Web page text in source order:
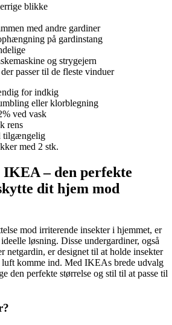
blikke
med andre gardiner
på gardinstang
og strygejern
passer til de fleste vinduer
for indkig
eller klorblegning
ved vask
rens
tilgængelig
med 2 stk.
– den perfekte
dit hjem mod
mod irriterende insekter i hjemmet, er
løsning. Disse undergardiner, også
netgardin, er designet til at holde insekter
komme ind. Med IKEAs brede udvalg
den perfekte størrelse og stil til at passe til